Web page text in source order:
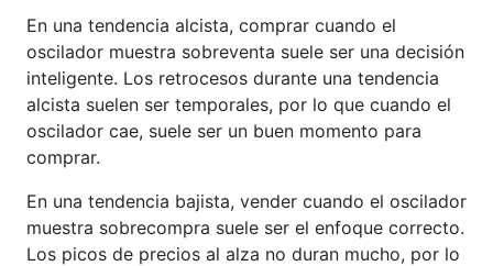
En una tendencia alcista, comprar cuando el
oscilador muestra sobreventa suele ser una decisión
inteligente. Los retrocesos durante una tendencia
alcista suelen ser temporales, por lo que cuando el
oscilador cae, suele ser un buen momento para
comprar.
En una tendencia bajista, vender cuando el oscilador
muestra sobrecompra suele ser el enfoque correcto.
Los picos de precios al alza no duran mucho, por lo